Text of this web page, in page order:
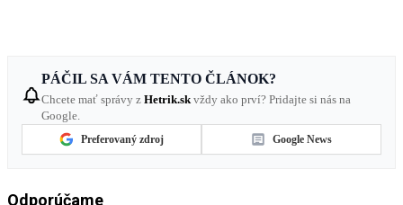
PÁČIL SA VÁM TENTO ČLÁNOK?
Chcete mať správy z Hetrik.skvždy ako prví? Pridajte si nás na
Google.
Preferovaný zdroj Google News
Odporúčame